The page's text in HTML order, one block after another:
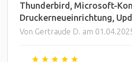
Thunderbird, Microsoft-
Druckerneueinrichtung,
Von Gertraude D. am